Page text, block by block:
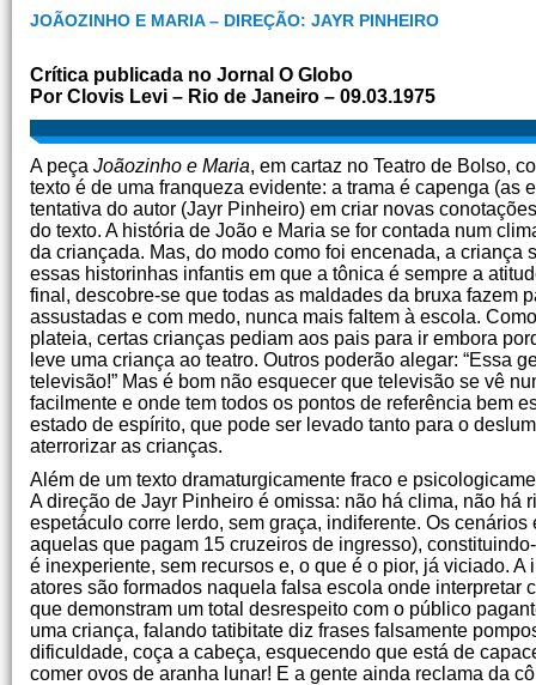
JOÃOZINHO E MARIA – DIREÇÃO: JAYR PINHEIRO
Crítica publicada no Jornal O Globo
Por Clovis Levi – Rio de Janeiro – 09.03.1975
A peça Joãozinho e Maria, em cartaz no Teatro de Bolso,
texto é de uma franqueza evidente: a trama é capenga
tentativa do autor (Jayr Pinheiro) em criar novas
do texto. A história de João e Maria se for contada num
da criançada. Mas, do modo como foi encenada, a
essas historinhas infantis em que a tônica é sempre a
final, descobre-se que todas as maldades da bruxa fazem
assustadas e com medo, nunca mais faltem à escola.
plateia, certas crianças pediam aos pais para ir embora
leve uma criança ao teatro. Outros poderão alegar: “Essa
televisão!” Mas é bom não esquecer que televisão se vê
facilmente e onde tem todos os pontos de referência bem
estado de espírito, que pode ser levado tanto para o
aterrorizar as crianças.
Além de um texto dramaturgicamente fraco e
A direção de Jayr Pinheiro é omissa: não há clima, não há
espetáculo corre lerdo, sem graça, indiferente. Os
aquelas que pagam 15 cruzeiros de ingresso),
é inexperiente, sem recursos e, o que é o pior, já viciado.
atores são formados naquela falsa escola onde
que demonstram um total desrespeito com o público
uma criança, falando tatibitate diz frases falsamente
dificuldade, coça a cabeça, esquecendo que está de
comer ovos de aranha lunar! E a gente ainda reclama da